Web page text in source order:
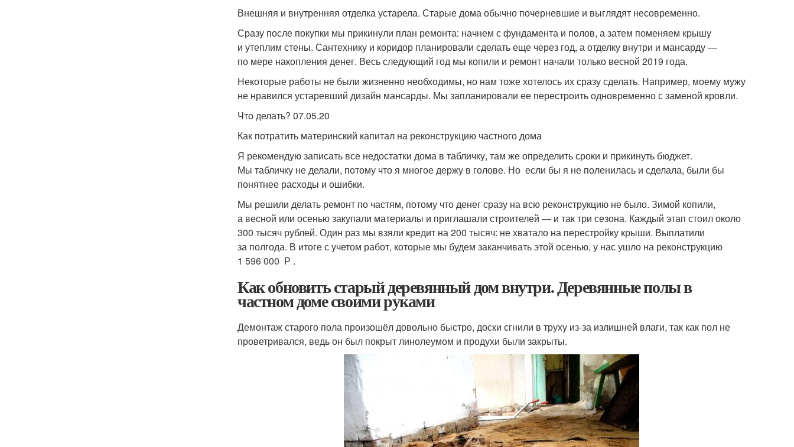
Внешняя и внутренняя отделка устарела. Старые дома обычно почерневшие и выглядят несовременно.
Сразу после покупки мы прикинули план ремонта: начнем с фундамента и полов, а затем поменяем крышу
и утеплим стены. Сантехнику и коридор планировали сделать еще через год, а отделку внутри и мансарду —
по мере накопления денег. Весь следующий год мы копили и ремонт начали только весной 2019 года.
Некоторые работы не были жизненно необходимы, но нам тоже хотелось их сразу сделать. Например, моему мужу
не нравился устаревший дизайн мансарды. Мы запланировали ее перестроить одновременно с заменой кровли.
Что делать? 07.05.20
Как потратить материнский капитал на реконструкцию частного дома
Я рекомендую записать все недостатки дома в табличку, там же определить сроки и прикинуть бюджет.
Мы табличку не делали, потому что я многое держу в голове. Но если бы я не поленилась и сделала, были бы
понятнее расходы и ошибки.
Мы решили делать ремонт по частям, потому что денег сразу на всю реконструкцию не было. Зимой копили,
а весной или осенью закупали материалы и приглашали строителей — и так три сезона. Каждый этап стоил около
300 тысяч рублей. Один раз мы взяли кредит на 200 тысяч: не хватало на перестройку крыши. Выплатили
за полгода. В итоге с учетом работ, которые мы будем заканчивать этой осенью, у нас ушло на реконструкцию
1 596 000 Р .
Как обновить старый деревянный дом внутри. Деревянные полы в
частном доме своими руками
Демонтаж старого пола произошёл довольно быстро, доски сгнили в труху из-за излишней влаги, так как пол не
проветривался, ведь он был покрыт линолеумом и продухи были закрыты.